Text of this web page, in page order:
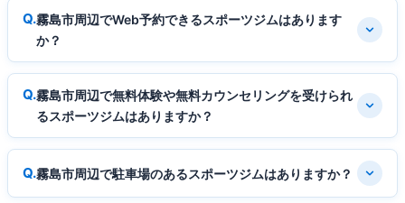
霧島市周辺でWeb予約できるスポーツジムはあります
か？
霧島市周辺で無料体験や無料カウンセリングを受けられ
るスポーツジムはありますか？
霧島市周辺で駐車場のあるスポーツジムはありますか？